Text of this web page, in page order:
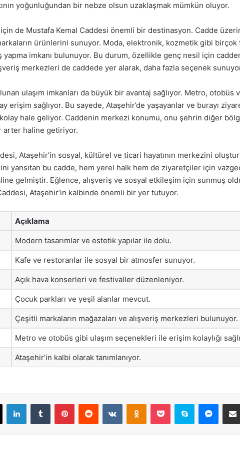
yoğunluğundan bir nebze olsun uzaklaşmak mümkün oluyor.
de Mustafa Kemal Caddesi önemli bir destinasyon. Cadde
ürünlerini sunuyor. Moda, elektronik, kozmetik gibi birçok
yapma imkanı bulunuyor. Bu durum, özellikle genç nesil için
merkezleri de caddede yer alarak, daha fazla seçenek
ulaşım imkanları da büyük bir avantaj sağlıyor. Metro, otobüs
erişim sağlıyor. Bu sayede, Ataşehir’de yaşayanlar ve burayı
hale geliyor. Caddenin merkezi konumu, onu şehrin diğer
arter haline getiriyor.
Ataşehir’in sosyal, kültürel ve ticari hayatının merkezini
yansıtan bu cadde, hem yerel halk hem de ziyaretçiler için
gelmiştir. Eğlence, alışveriş ve sosyal etkileşim için sunmuş
Ataşehir’in kalbinde önemli bir yer tutuyor.
Açıklama
Modern tasarımlar ve estetik yapılar ile dolu.
Kafe ve restoranlar ile sosyal bir atmosfer sunuyor.
Açık hava konserleri ve festivaller düzenleniyor.
Çocuk parkları ve yeşil alanlar mevcut.
Çeşitli markaların mağazaları ve alışveriş merkezleri bulunuyor.
Metro ve otobüs gibi ulaşım seçenekleri ile erişim kolaylığı
Ataşehir’in kalbi olarak tanımlanıyor.
X LinkedInTumblr PinterestReddit VKontakteOdnoklassniki
Pocket Skype